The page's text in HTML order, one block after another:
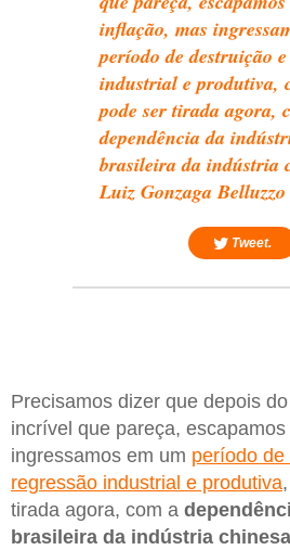
inflação, mas
período de destruição
industrial e produtiva,
pode ser tirada agora,
dependência da
brasileira da indústria
Luiz Gonzaga Belluzzo
Tweet.
Precisamos dizer que depois do
incrível que pareça,
ingressamos em um período
regressão industrial e produtiva
tirada agora, com a
brasileira da indústria chinesa